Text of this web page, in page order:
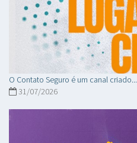
O Contato Seguro é um canal criado...
31/07/2026